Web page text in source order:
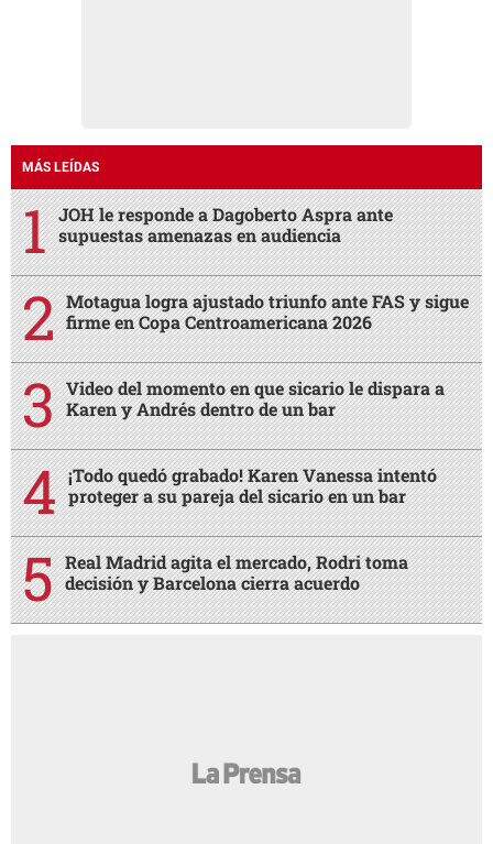
MÁS LEÍDAS
JOH le responde a Dagoberto Aspra ante
supuestas amenazas en audiencia
Motagua logra ajustado triunfo ante FAS y sigue
firme en Copa Centroamericana 2026
Video del momento en que sicario le dispara a
Karen y Andrés dentro de un bar
¡Todo quedó grabado! Karen Vanessa intentó
proteger a su pareja del sicario en un bar
Real Madrid agita el mercado, Rodri toma
decisión y Barcelona cierra acuerdo